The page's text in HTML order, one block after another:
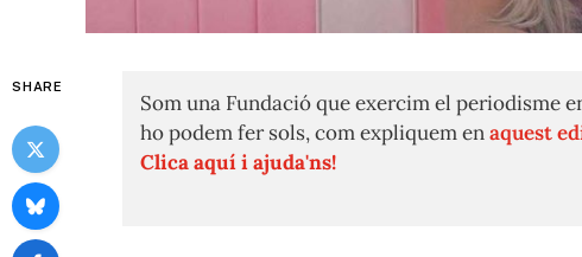
SHARE
Som una Fundació que exercim el periodisme
ho podem fer sols, com expliquem enaquest
Clica aquí i ajuda'ns!